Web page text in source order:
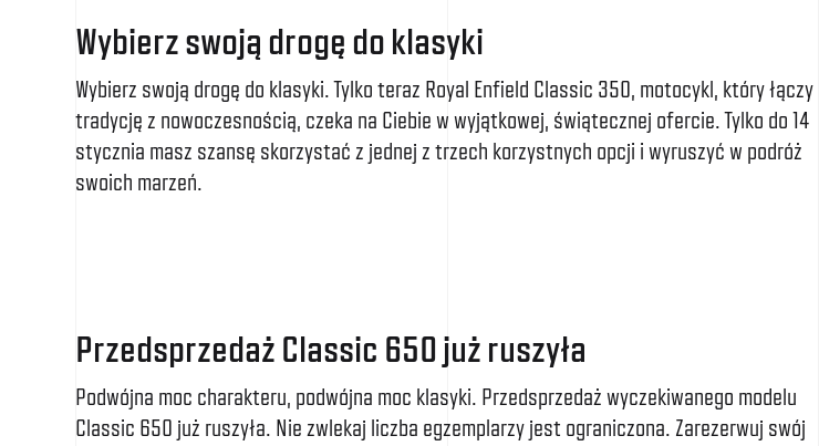
Wybierz swoją drogę do klasyki
Wybierz swoją drogę do klasyki. Tylko teraz Royal Enfield Classic 350, motocykl, który łączy
tradycję z nowoczesnością, czeka na Ciebie w wyjątkowej, świątecznej ofercie. Tylko do 14
stycznia masz szansę skorzystać z jednej z trzech korzystnych opcji i wyruszyć w podróż
swoich marzeń.
Przedsprzedaż Classic 650 już ruszyła
Podwójna moc charakteru, podwójna moc klasyki. Przedsprzedaż wyczekiwanego modelu
Classic 650 już ruszyła. Nie zwlekaj liczba egzemplarzy jest ograniczona. Zarezerwuj swój